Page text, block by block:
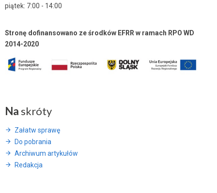
piątek: 7:00 - 14:00
Stronę dofinansowano ze środków EFRR w ramach RPO WD
2014-2020
Na skróty
Załatw sprawę
Do pobrania
Archiwum artykułów
Redakcja